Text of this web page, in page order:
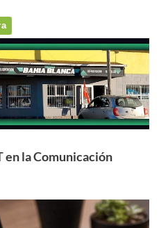
en la Comunicación